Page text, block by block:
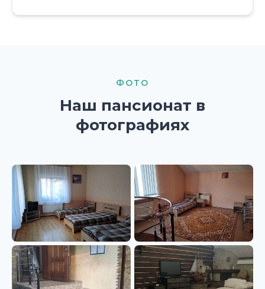
ФОТО
Наш пансионат в
фотографиях